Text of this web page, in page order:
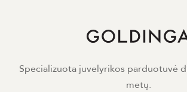
Specializuota juvelyrikos parduotuvė
metų.